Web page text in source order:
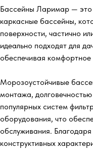
Бассейны Ларимар —
каркасные бассейны,
поверхности, частично
идеально подходят для
обеспечивая
Морозоустойчивые
монтажа,
популярных систем
оборудования, что
обслуживания.
конструктивных